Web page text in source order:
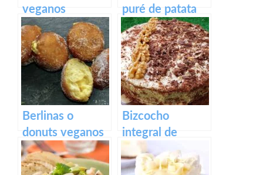
veganos
puré de patata
Berlinas o
donuts veganos
rellenos de
crema pastelera
Bizcocho
integral de
zanahoria con
crema de